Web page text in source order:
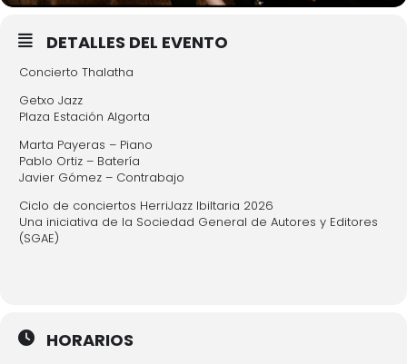
DETALLES DEL EVENTO
Concierto Thalatha
Getxo Jazz
Plaza Estación Algorta
Marta Payeras – Piano
Pablo Ortiz – Batería
Javier Gómez – Contrabajo
Ciclo de conciertos HerriJazz Ibiltaria 2026
Una iniciativa de la Sociedad General de Autores y Editores
(SGAE)
HORARIOS